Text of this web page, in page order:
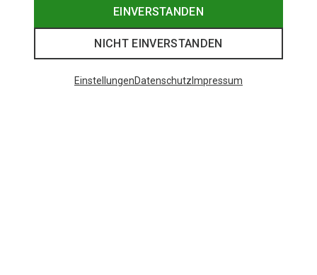
EINVERSTANDEN
NICHT EINVERSTANDEN
EinstellungenDatenschutz Impressum